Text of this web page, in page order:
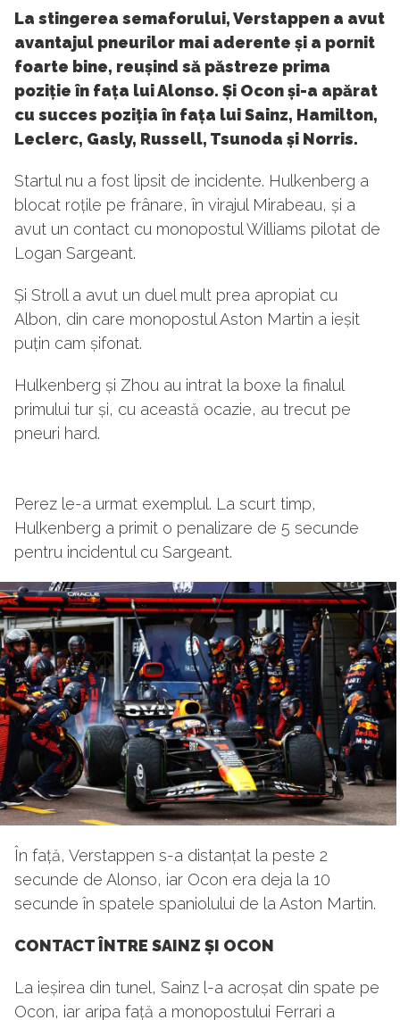
La stingerea semaforului, Verstappen a avut
avantajul pneurilor mai aderente și a pornit
foarte bine, reușind să păstreze prima
poziție în fața lui Alonso. Și Ocon și-a apărat
cu succes poziția în fața lui Sainz, Hamilton,
Leclerc, Gasly, Russell, Tsunoda și Norris.
Startul nu a fost lipsit de incidente. Hulkenberg a
blocat roțile pe frânare, în virajul Mirabeau, și a
avut un contact cu monopostul Williams pilotat de
Logan Sargeant.
Și Stroll a avut un duel mult prea apropiat cu
Albon, din care monopostul Aston Martin a ieșit
puțin cam șifonat.
Hulkenberg și Zhou au intrat la boxe la finalul
primului tur și, cu această ocazie, au trecut pe
pneuri hard.
Perez le-a urmat exemplul. La scurt timp,
Hulkenberg a primit o penalizare de 5 secunde
pentru incidentul cu Sargeant.
În față, Verstappen s-a distanțat la peste 2
secunde de Alonso, iar Ocon era deja la 10
secunde în spatele spaniolului de la Aston Martin.
CONTACT ÎNTRE SAINZ ȘI OCON
La ieșirea din tunel, Sainz l-a acroșat din spate pe
Ocon, iar aripa față a monopostului Ferrari a